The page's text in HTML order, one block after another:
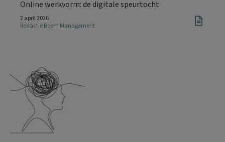
Online werkvorm: de digitale speurtocht
2 april 2026
Redactie Boom Management